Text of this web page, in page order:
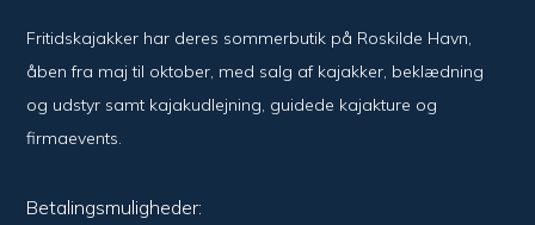
Fritidskajakker har deres sommerbutik på Roskilde Havn,
åben fra maj til oktober, med salg af kajakker, beklædning
og udstyr samt kajakudlejning, guidede kajakture og
firmaevents.
Betalingsmuligheder: